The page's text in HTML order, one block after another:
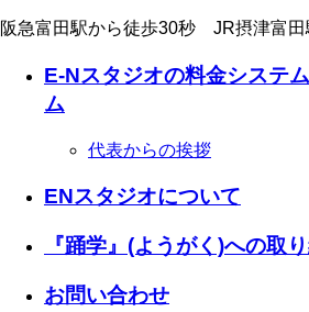
阪急富田駅から徒歩30秒 JR摂津富田
E-Nスタジオの料金システ
ム
代表からの挨拶
ENスタジオについて
『踊学』(ようがく)への取
お問い合わせ